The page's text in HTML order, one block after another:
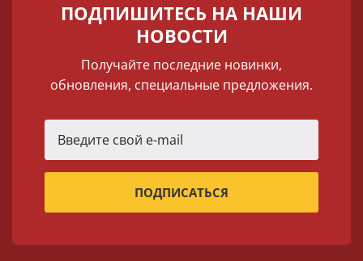
ПОДПИШИТЕСЬ НА НАШИ
НОВОСТИ
Получайте последние новинки,
обновления, специальные предложения.